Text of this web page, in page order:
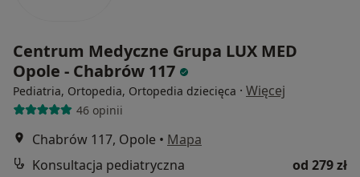
Centrum Medyczne Grupa LUX MED
Opole - Chabrów 117
Pediatria, Ortopedia, Ortopedia dziecięca · Więcej
46 opinii
Chabrów 117, Opole • Mapa
Konsultacja pediatryczna
od 279 zł